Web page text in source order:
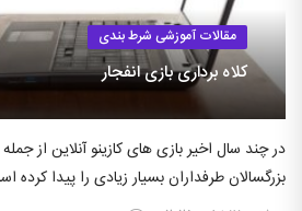
مقالات آموزشی شرط بندی
کلاه برداری بازی انفجار
در چند سال اخیر بازی های کازینو آنلاین از
بزرگسالان طرفداران بسیار زیادی را پیدا